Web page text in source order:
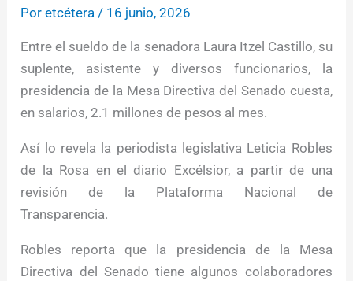
Poretcétera / 16 junio, 2026
Entre el sueldo de la senadora Laura Itzel Castillo, su
suplente, asistente y diversos funcionarios, la
presidencia de la Mesa Directiva del Senado cuesta,
en salarios, 2.1 millones de pesos al mes.
Así lo revela la periodista legislativa Leticia Robles
de la Rosa en el diario Excélsior, a partir de una
revisión de la Plataforma Nacional de
Transparencia.
Robles reporta que la presidencia de la Mesa
Directiva del Senado tiene algunos colaboradores